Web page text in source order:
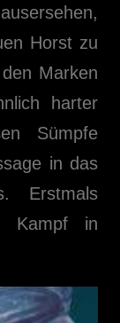
Horst zu
Marken
harter
Sümpfe
in das
Erstmals
Kampf in